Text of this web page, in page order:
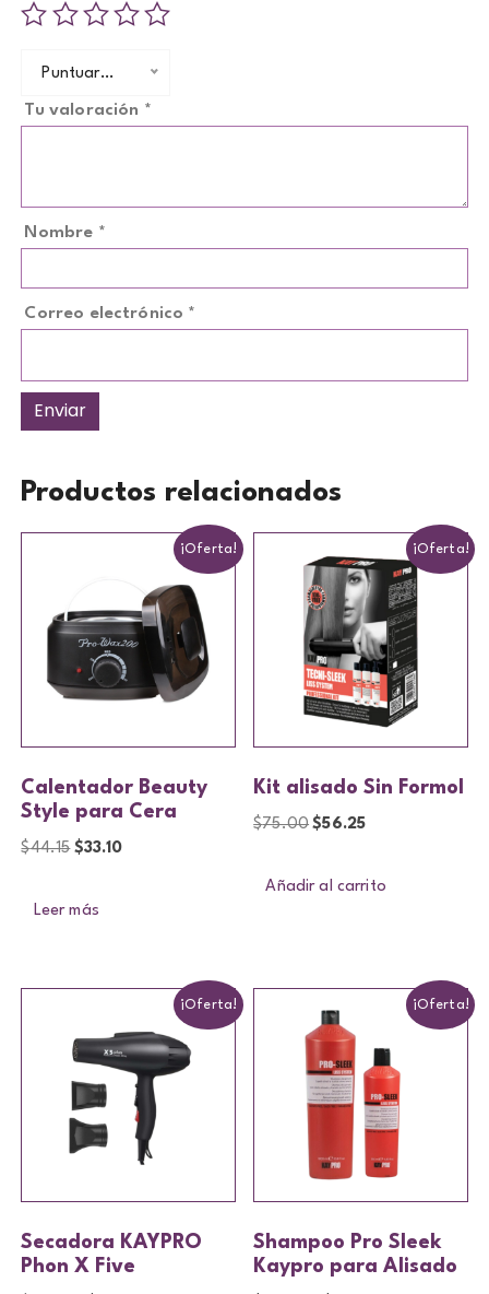
Puntuar…
Tu valoración *
Nombre *
Correo electrónico *
Productos relacionados
¡Oferta!
Calentador Beauty
Style para Cera
$44.15 $33.10
Leer más
¡Oferta!
Kit alisado Sin Formol
$75.00 $56.25
Añadir al carrito
¡Oferta!
Secadora KAYPRO
Phon X Five
¡Oferta!
Shampoo Pro Sleek
Kaypro para Alisado